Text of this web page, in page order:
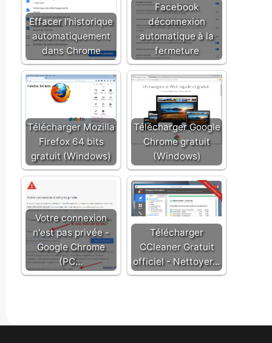
Effacer l'historique
automatiquement
dans Chrome
Facebook
déconnexion
automatique à la
fermeture
Télécharger Mozilla
Firefox 64 bits
gratuit (Windows)
Télécharger Google
Chrome gratuit
(Windows)
Votre connexion
n'est pas privée -
Google Chrome
(PC…
Télécharger
CCleaner Gratuit
officiel - Nettoyer…